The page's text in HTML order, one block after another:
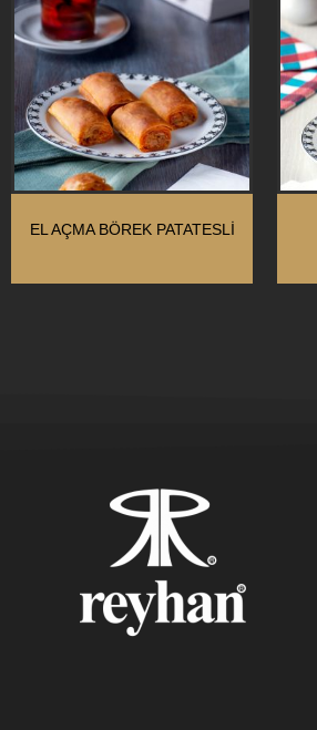
EL AÇMA BÖREK PATATESLI